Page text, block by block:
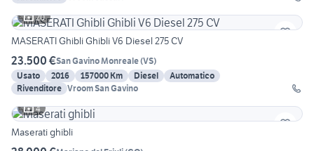
20
MASERATI Ghibli Ghibli V6 Diesel 275 CV
23.500 €San Gavino Monreale(VS)
Usato
2016 157000 Km Diesel
Automatico
Rivenditore Vroom San Gavino
4
Maserati ghibli